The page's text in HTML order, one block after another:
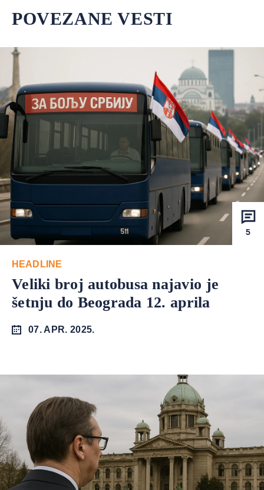
POVEZANE VESTI
5
HEADLINE
Veliki broj autobusa najavio je
šetnju do Beograda 12. aprila
07. APR. 2025.